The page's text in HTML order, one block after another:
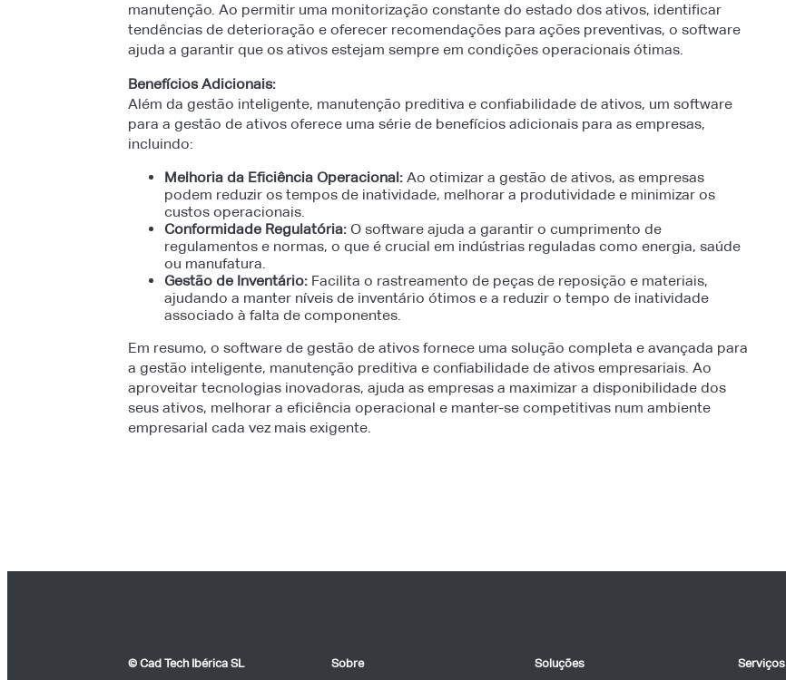
manutenção. Ao permitir uma monitorização constante do estado dos ativos, identificar
tendências de deterioração e oferecer recomendações para ações preventivas, o software
ajuda a garantir que os ativos estejam sempre em condições operacionais ótimas.
Benefícios Adicionais:
Além da gestão inteligente, manutenção preditiva e confiabilidade de ativos, um software
para a gestão de ativos oferece uma série de benefícios adicionais para as empresas,
incluindo:
Melhoria da Eficiência Operacional:Ao otimizar a gestão de ativos, as empresas
podem reduzir os tempos de inatividade, melhorar a produtividade e minimizar os
custos operacionais.
Conformidade Regulatória:O software ajuda a garantir o cumprimento de
regulamentos e normas, o que é crucial em indústrias reguladas como energia, saúde
ou manufatura.
Gestão de Inventário:Facilita o rastreamento de peças de reposição e materiais,
ajudando a manter níveis de inventário ótimos e a reduzir o tempo de inatividade
associado à falta de componentes.
Em resumo, o software de gestão de ativos fornece uma solução completa e avançada para
a gestão inteligente, manutenção preditiva e confiabilidade de ativos empresariais. Ao
aproveitar tecnologias inovadoras, ajuda as empresas a maximizar a disponibilidade dos
seus ativos, melhorar a eficiência operacional e manter-se competitivas num ambiente
empresarial cada vez mais exigente.
© Cad Tech Ibérica SL Sobre Soluções Serviços